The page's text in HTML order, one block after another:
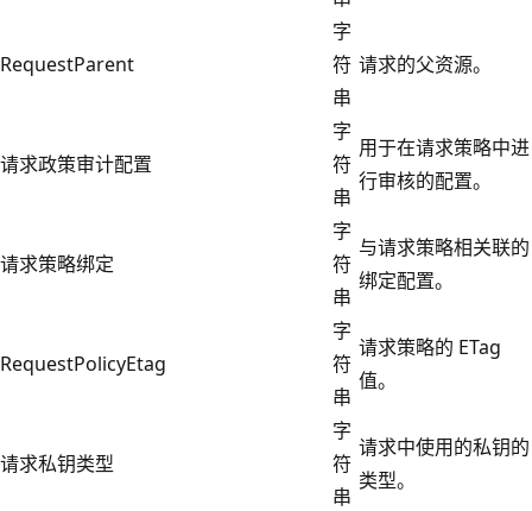
RequestParent
字
符
串
请求的父资源。
请求政策审计配置
字
符
串
用于在请求策略中进
行审核的配置。
请求策略绑定
字
符
串
与请求策略相关联的
绑定配置。
RequestPolicyEtag
字
符
串
请求策略的 ETag
值。
请求私钥类型
字
符
串
请求中使用的私钥的
类型。